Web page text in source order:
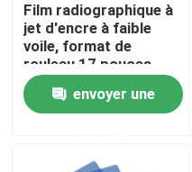
Aperçu
Produits
A propos de nous
Film radiographique à
jet d'encre à faible
voile, format de
rouleau 17 pouces,
rouleau de 100
feuilles, offrant une
clarté et des détails
envoyer une